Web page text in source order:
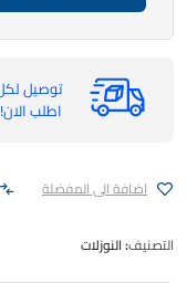
توصيل
اطلب الان!
اضافة الى المفضلة
التصنيف:النوزلات